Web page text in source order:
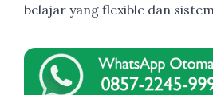
belajar yang flexible dan